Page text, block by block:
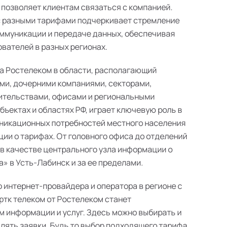
клиентам связаться с компанией.
тарифами подчеркивает стремление
и передаче данных, обеспечивая
в разных регионах.
Ростелеком в области, располагающий
дочерними компаниями, секторами,
офисами и региональными
и областях РФ, играет ключевую роль в
потребностей местного населения
о тарифах. От головного офиса до отделений
качестве центрального узла информации о
в Усть-Лабинск и за ее пределами.
провайдера и оператора в регионе с
телеком от Ростелеком станет
и услуг. Здесь можно выбирать и